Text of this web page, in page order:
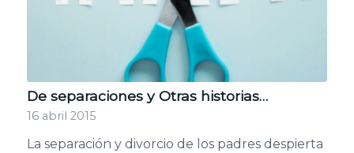
De separaciones y Otras historias…
16 abril 2015
La separación y divorcio de los padres despierta